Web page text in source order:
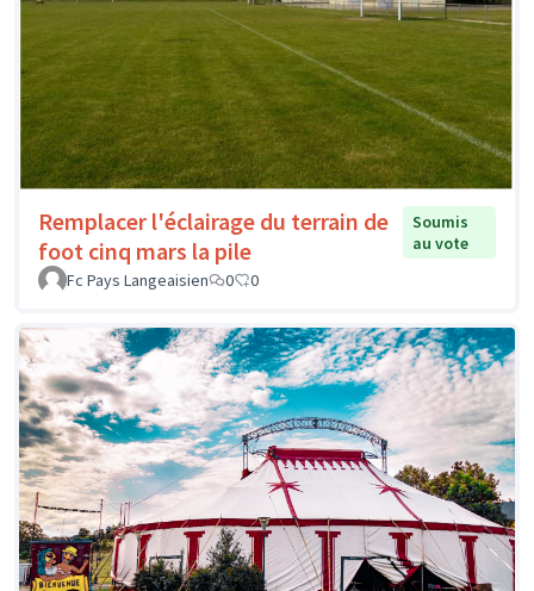
Remplacer l'éclairage du terrain de
foot cinq mars la pile
Soumis
au vote
Fc Pays Langeaisien
0 0